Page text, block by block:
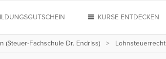
KURSE ENTDECKEN
(Steuer-Fachschule Dr. Endriss) Lohnsteuerrecht